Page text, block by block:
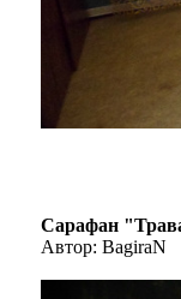
Сарафан
Автор: BagiraN